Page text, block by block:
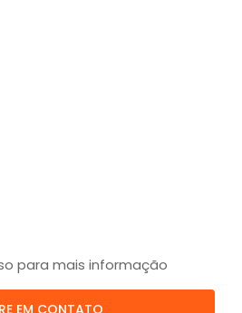
para mais informação
EM CONTATO